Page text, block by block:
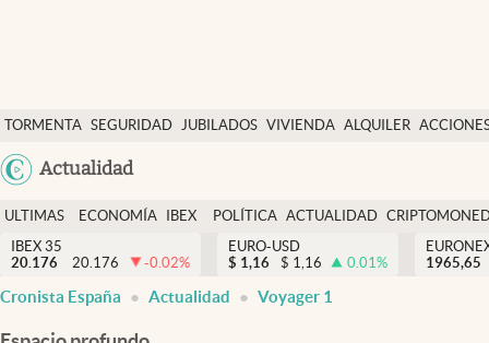
TORMENTA SEGURIDAD JUBILADOS VIVIENDA ALQUILER
USA
Actualidad
Economía y finanzas
Política
Actualidad
Criptomonedas
España
ULTIMAS
NOTICIAS
ECONOMÍA
FINANZAS
IBEX
EURO
POLÍTICA ACTUALIDAD
IBEX 35
20.176
20.176 -0.02%
EURO-USD
$ 1,16 $ 1,16 0.01%
1965,65
Cronista España Actualidad Voyager 1